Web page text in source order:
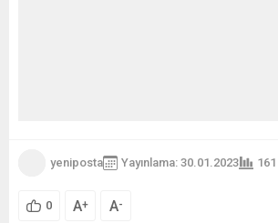
yeniposta Yayınlama: 30.01.2023 161
0 A+ A-